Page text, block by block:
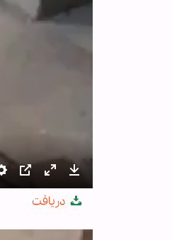
Settings
PIP Enter
fullscreen
Download
دریافت